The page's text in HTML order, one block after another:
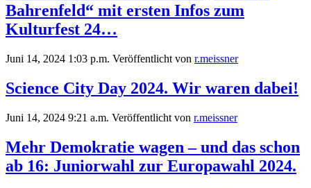
Bahrenfeld“ mit ersten Infos zum
Kulturfest 24…
Juni 14, 2024 1:03 p.m. Veröffentlicht von r.meissner
Science City Day 2024. Wir waren dabei!
Juni 14, 2024 9:21 a.m. Veröffentlicht von r.meissner
Mehr Demokratie wagen – und das schon
ab 16: Juniorwahl zur Europawahl 2024.